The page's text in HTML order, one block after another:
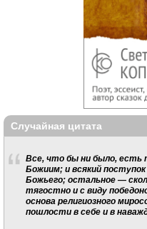
Случайная цитата
Все, что бы ни было, есть
Божиим; и всякий
Божьего; остальное —
тягостно и с виду
основа религиозного
пошлости в себе и в